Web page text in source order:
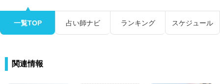
一覧TOP 占い師ナビ ランキング スケジュール
関連情報